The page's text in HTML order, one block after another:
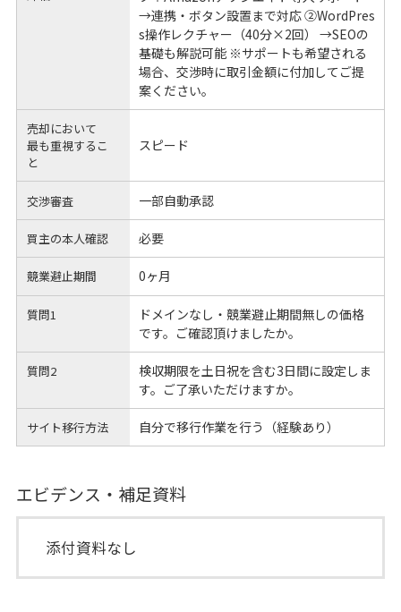
→連携・ボタン設置まで対応 ②WordPres
s操作レクチャー（40分×2回） →SEOの
基礎も解説可能 ※サポートも希望される
場合、交渉時に取引金額に付加してご提
案ください。
売却において
最も重視するこ
と
スピード
交渉審査 一部自動承認
買主の本人確認 必要
競業避止期間 0ヶ月
質問1
ドメインなし・競業避止期間無しの価格
です。ご確認頂けましたか。
質問2
検収期限を土日祝を含む3日間に設定しま
す。ご了承いただけますか。
サイト移行方法 自分で移行作業を行う（経験あり）
エビデンス・補足資料
添付資料なし